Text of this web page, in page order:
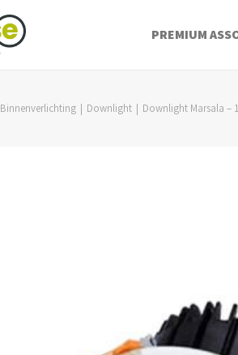
PREMIUM
Binnenverlichting Downlight Downlight Marsala –